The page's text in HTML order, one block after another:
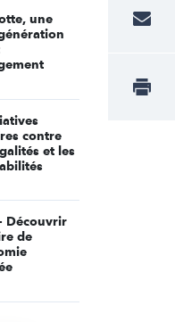
une
contre
et les
Découvrir
de